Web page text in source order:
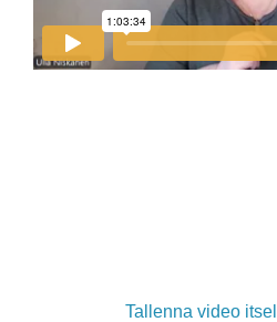
Tallenna video